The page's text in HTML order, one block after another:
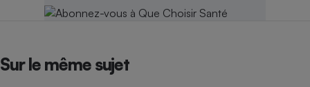
Sur le même sujet